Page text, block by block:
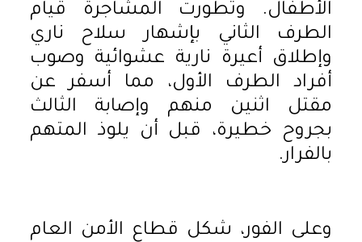
الأطفال. وتطورت المشاجرة قيام
الطرف الثاني بإشهار سلاح ناري
وإطلاق أعيرة نارية عشوائية وصوب
أفراد الطرف الأول، مما أسفر عن
مقتل اثنين منهم وإصابة الثالث
بجروح خطيرة، قبل أن يلوذ المتهم
بالفرار.
وعلى الفور، شكل قطاع الأمن العام